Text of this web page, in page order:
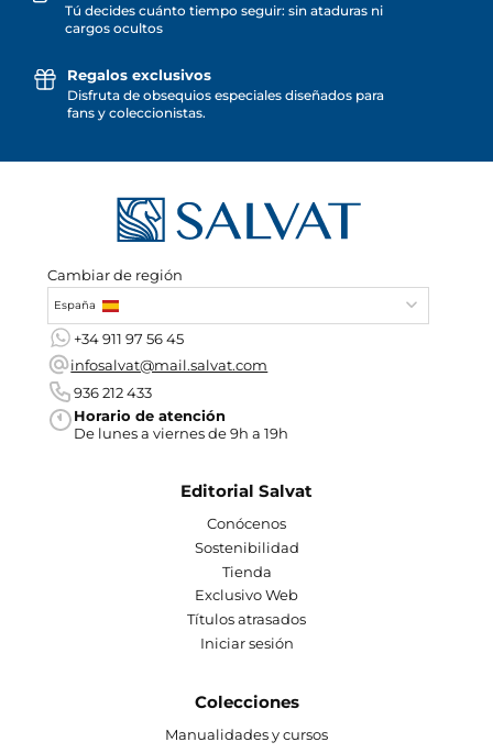
Tú decides cuánto tiempo seguir: sin ataduras ni
cargos ocultos
Regalos exclusivos
Disfruta de obsequios especiales diseñados para
fans y coleccionistas.
Cambiar de región
España
+34 911 97 56 45
infosalvat@mail.salvat.com
936 212 433
Horario de atención
De lunes a viernes de 9h a 19h
Editorial Salvat
Conócenos
Sostenibilidad
Tienda
Exclusivo Web
Títulos atrasados
Iniciar sesión
Colecciones
Manualidades y cursos